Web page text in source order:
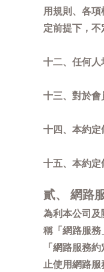
用規則、各
定前提下，不
十二、任何人
十三、對於會
十四、本約定
十五、本約定
貳、 網路
為利本公司及
稱「網路服務
「網路服務
止使用網路服